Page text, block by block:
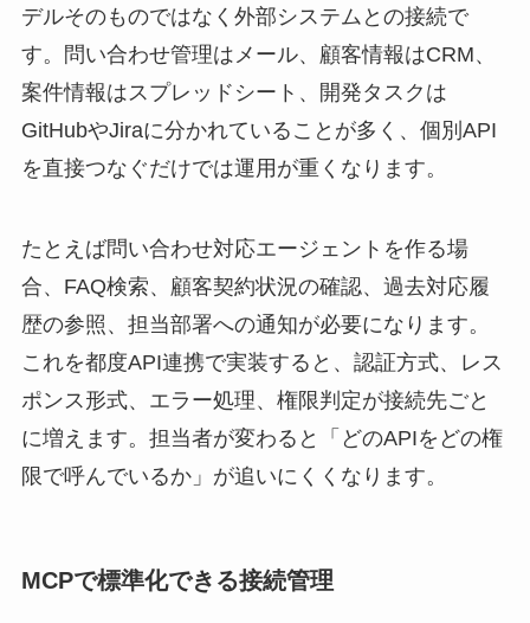
デルそのものではなく外部システムとの接続で
す。問い合わせ管理はメール、顧客情報はCRM、
案件情報はスプレッドシート、開発タスクは
GitHubやJiraに分かれていることが多く、個別API
を直接つなぐだけでは運用が重くなります。
たとえば問い合わせ対応エージェントを作る場
合、FAQ検索、顧客契約状況の確認、過去対応履
歴の参照、担当部署への通知が必要になります。
これを都度API連携で実装すると、認証方式、レス
ポンス形式、エラー処理、権限判定が接続先ごと
に増えます。担当者が変わると「どのAPIをどの権
限で呼んでいるか」が追いにくくなります。
MCPで標準化できる接続管理